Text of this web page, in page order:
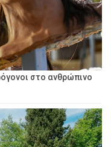
στο ανθρώπινο